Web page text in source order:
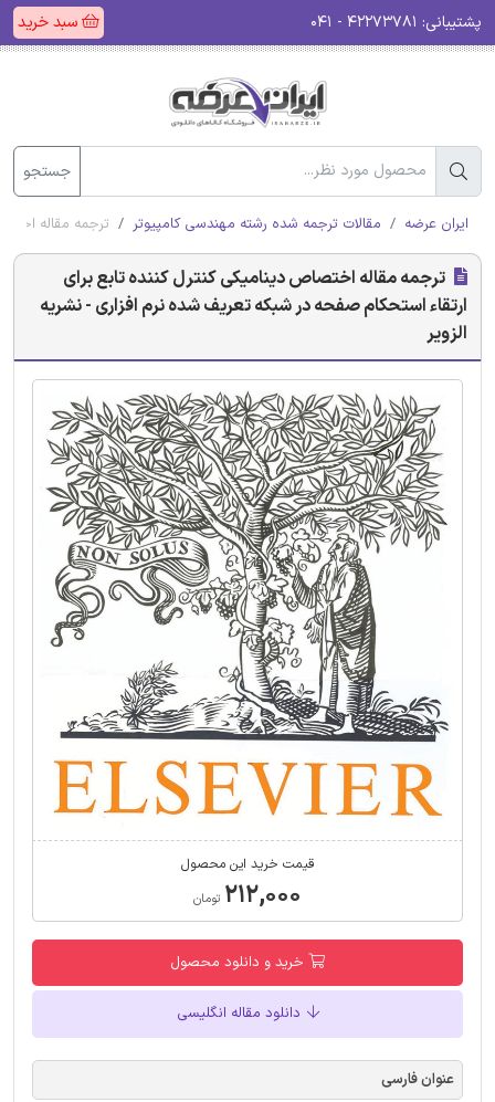
پشتیبانی: سبد خرید
جستجو
ایران عرضه مقالات ترجمه شده رشته مهندسی کامپیوتر ترجمه مقاله
ترجمه مقاله اختصاص دینامیکی کنترل کننده تابع برای
ارتقاء استحکام صفحه در شبکه تعریف شده نرم افزاری - نشریه
الزویر
قیمت خرید این محصول
۲۱۲,۰۰۰ تومان
خرید و دانلود محصول
دانلود مقاله انگلیسی
عنوان فارسی